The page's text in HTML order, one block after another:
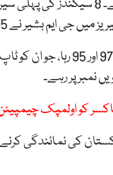
کو اولمپک چیمپیئن